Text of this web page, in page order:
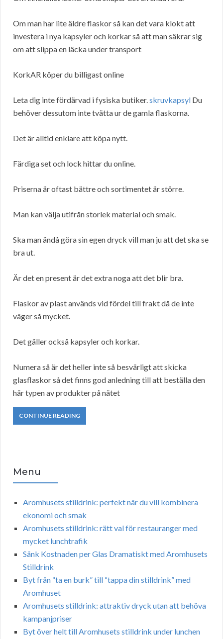
Om man har lite äldre flaskor så kan det vara klokt att
investera i nya kapsyler och korkar så att man säkrar sig
om att slippa en läcka under transport
KorkAR köper du billigast online
Leta dig inte fördärvad i fysiska butiker.skruvkapsyl Du
behöver dessutom inte tvätta ur de gamla flaskorna.
Det är alltid enklare att köpa nytt.
Färdiga set och lock hittar du online.
Priserna är oftast bättre och sortimentet är större.
Man kan välja utifrån storlek material och smak.
Ska man ändå göra sin egen dryck vill man ju att det ska se
bra ut.
Är det en present är det extra noga att det blir bra.
Flaskor av plast används vid fördel till frakt då de inte
väger så mycket.
Det gäller också kapsyler och korkar.
Numera så är det heller inte så besvärligt att skicka
glasflaskor så det finns god anledning till att beställa den
här typen av produkter på nätet
CONTINUE READING
Menu
Aromhusets stilldrink: perfekt när du vill kombinera
ekonomi och smak
Aromhusets stilldrink: rätt val för restauranger med
mycket lunchtrafik
Sänk Kostnaden per Glas Dramatiskt med Aromhusets
Stilldrink
Byt från “ta en burk” till “tappa din stilldrink” med
Aromhuset
Aromhusets stilldrink: attraktiv dryck utan att behöva
kampanjpriser
Byt över helt till Aromhusets stilldrink under lunchen